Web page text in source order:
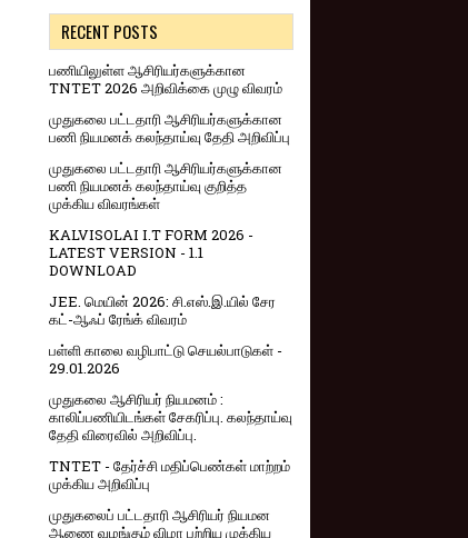
RECENT POSTS
பணியிலுள்ள ஆசிரியர்களுக்கான
TNTET 2026 அறிவிக்கை முழு விவரம்
முதுகலை பட்டதாரி ஆசிரியர்களுக்கான
பணி நியமனக் கலந்தாய்வு தேதி அறிவிப்பு
முதுகலை பட்டதாரி ஆசிரியர்களுக்கான
பணி நியமனக் கலந்தாய்வு குறித்த
முக்கிய விவரங்கள்
KALVISOLAI I.T FORM 2026 -
LATEST VERSION - 1.1
DOWNLOAD
JEE. மெயின் 2026: சி.எஸ்.இ.யில் சேர
கட்-ஆஃப் ரேங்க் விவரம்
பள்ளி காலை வழிபாட்டு செயல்பாடுகள் -
29.01.2026
முதுகலை ஆசிரியர் நியமனம் :
காலிப்பணியிடங்கள் சேகரிப்பு. கலந்தாய்வு
தேதி விரைவில் அறிவிப்பு.
TNTET - தேர்ச்சி மதிப்பெண்கள் மாற்றம்
முக்கிய அறிவிப்பு
முதுகலைப் பட்டதாரி ஆசிரியர் நியமன
ஆணை வழங்கும் விழா பற்றிய முக்கிய